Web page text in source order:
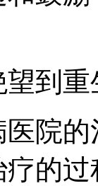
到
院
的